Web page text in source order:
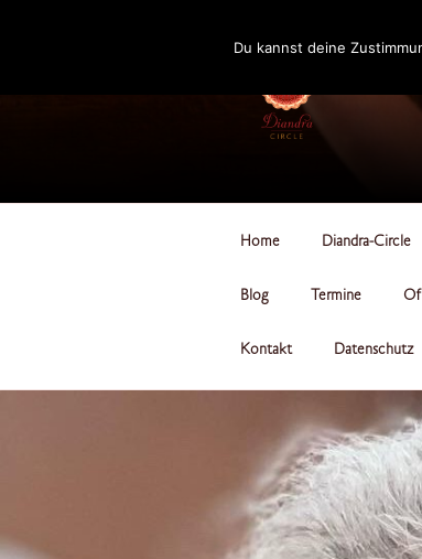
Home Diandra-Circle
Blog Termine
Kontakt Datenschutz
Du kannst deine